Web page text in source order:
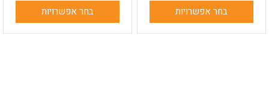
בחר אפשרויות בחר אפשרויות